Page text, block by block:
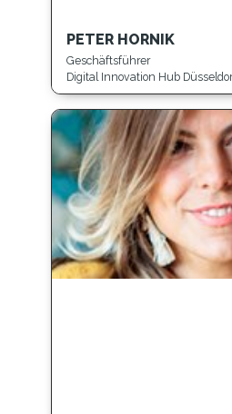
PETER HORNIK
Geschäftsführer
Digital Innovation Hub